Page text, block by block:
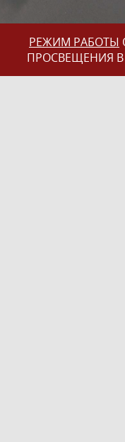
РЕЖИМ РАБОТЫ
ПРОСВЕЩЕНИЯ В